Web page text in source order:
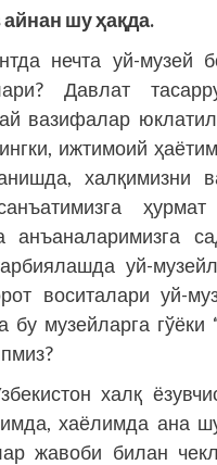
шу ҳақда.
нечта уй-музей
Давлат
вазифалар
ижтимоий
халқимизни
анъаналаримизга
уй-
воситалари уй-
музейларга гўёки
халқ
хаёлимда ана
жавоби билан